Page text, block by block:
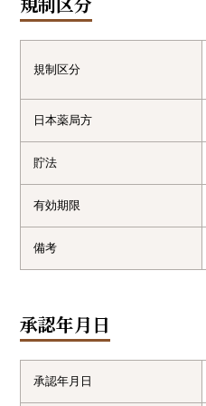
規制区分
日本薬局方
貯法
有効期限
備考
承認年月日
承認年月日